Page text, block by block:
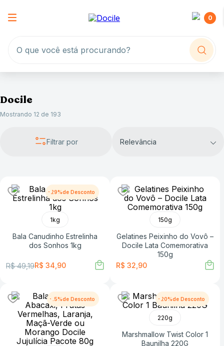
0
Docile
Mostrando 12 de 193
Filtrar Relevância
- 29%
1kg
Bala Canudinho Estrelinha
dos Sonhos 1kg
R$ 49,19R$ 34 90
150g
Gelatines Peixinho do Vovô –
Docile Lata Comemorativa
150g
R$ 32 90
- 15% - 20%
220g
Marshmallow Twist Color 1
Baunilha 220G